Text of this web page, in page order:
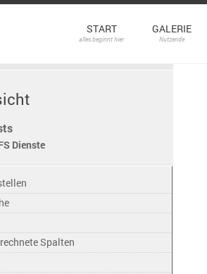
START
alles beginnt hier
GALERIE
Nutzende
Dienste
Spalten